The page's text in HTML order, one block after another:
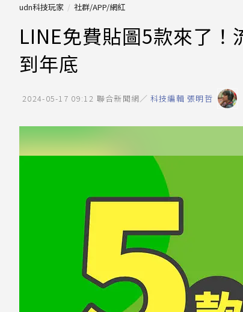
udn科技玩家 社群/APP/網紅
LINE免費貼圖5款來了
到年底
2024-05-17 09:12 聯合新聞網／ 科技編輯 張明哲